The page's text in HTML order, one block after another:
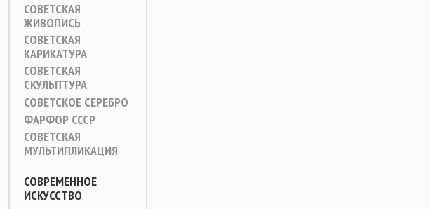
СОВЕТСКАЯ
ЖИВОПИСЬ
СОВЕТСКАЯ
КАРИКАТУРА
СОВЕТСКАЯ
СКУЛЬПТУРА
СОВЕТСКОЕ СЕРЕБРО
ФАРФОР СССР
СОВЕТСКАЯ
МУЛЬТИПЛИКАЦИЯ
СОВРЕМЕННОЕ
ИСКУССТВО